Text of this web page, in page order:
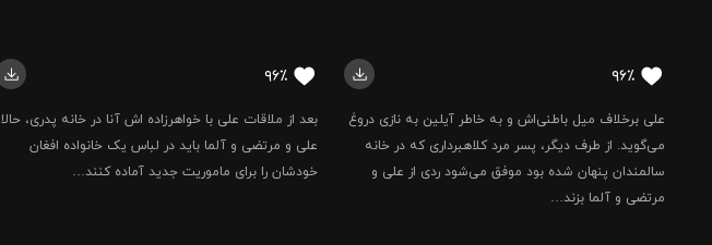
۹۶٪
علی برخلاف میل باطنی‌اش و به خاطر آیلین به نازی دروغ
می‌گوید. از طرف دیگر، پسر مرد کلاهبرداری که در خانه‌
سالمندان پنهان شده بود موفق می‌شود ردی از علی و
مرتضی و آلما بزند…
۹۶٪
بعد از ملاقات علی با خواهرزاده اش آنا در خانه پدری، حالا
علی و مرتضی و آلما باید در لباس یک خانواده افغان
خودشان را برای ماموریت جدید آماده کنند…